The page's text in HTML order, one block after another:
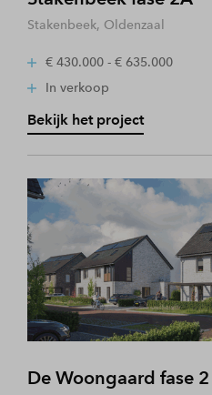
Stakenbeek, Oldenzaal
€ 430.000 - € 635.000
In verkoop
Bekijk het project
De Woongaard fase 2